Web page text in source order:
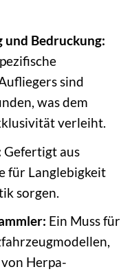
und Bedruckung:
sind
was dem
verleiht.
Gefertigt aus
für Langlebigkeit
sorgen.
Ein Muss für
Herpa-